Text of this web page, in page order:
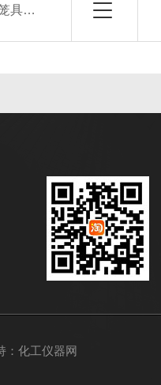
开始
化工仪器网